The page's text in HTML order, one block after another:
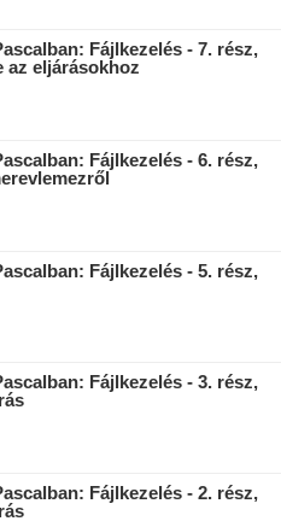
Fájlkezelés - 7. rész,
az eljárásokhoz
Fájlkezelés - 6. rész,
Fájlkezelés - 5. rész,
Fájlkezelés - 3. rész,
Fájlkezelés - 2. rész,